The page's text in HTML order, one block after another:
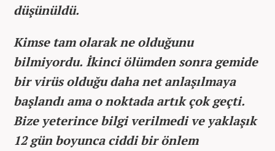
düşünüldü.
Kimse tam olarak ne olduğunu
bilmiyordu. İkinci ölümden sonra gemide
bir virüs olduğu daha net anlaşılmaya
başlandı ama o noktada artık çok geçti.
Bize yeterince bilgi verilmedi ve yaklaşık
12 gün boyunca ciddi bir önlem